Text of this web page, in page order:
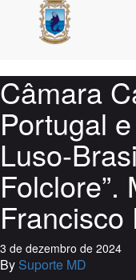
Câmara
Portugal
Luso-
Folclore”.
Francisco
3 de dezembro de 2024
By Suporte MD